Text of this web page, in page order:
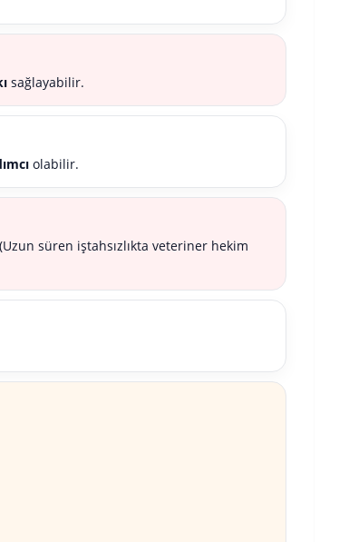
sağlayabilir.
olabilir.
süren iştahsızlıkta veteriner hekim